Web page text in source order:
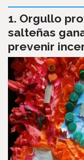
Orgullo
salteñas
prevenir